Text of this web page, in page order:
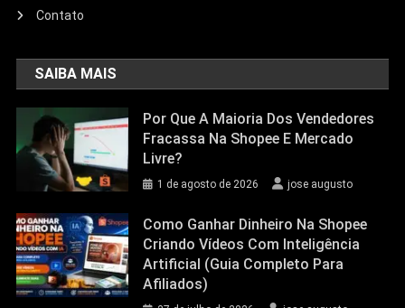
Contato
SAIBA MAIS
Por Que A Maioria Dos Vendedores
Fracassa Na Shopee E Mercado
Livre?
1 de agosto de 2026 jose augusto
Como Ganhar Dinheiro Na Shopee
Criando Vídeos Com Inteligência
Artificial (Guia Completo Para
Afiliados)